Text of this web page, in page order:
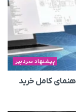
پیشنهاد سردبیر
کامل خرید